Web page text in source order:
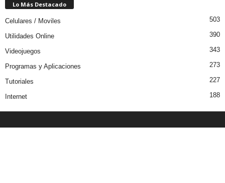
Lo Más Destacado
Celulares / Moviles 503
Utilidades Online 390
Videojuegos 343
Programas y Aplicaciones 273
Tutoriales 227
Internet 188